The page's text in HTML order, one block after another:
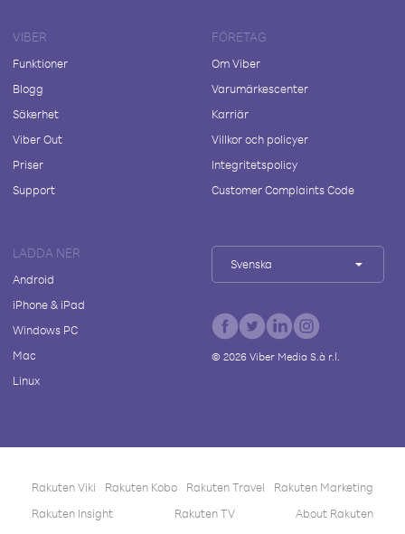
VIBER
Funktioner
Blogg
Säkerhet
Viber Out
Priser
Support
FÖRETAG
Om Viber
Varumärkescenter
Karriär
Villkor och policyer
Integritetspolicy
Customer Complaints Code
LADDA NER
Android
iPhone & iPad
Windows PC
Mac
Linux
Svenska
© 2026Viber Media S.à r.l.
Rakuten Viki Rakuten Kobo Rakuten Travel
Rakuten Marketing
Rakuten Insight
Rakuten TV About Rakuten